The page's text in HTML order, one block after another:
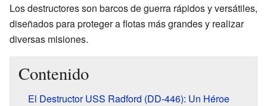
Los destructores son barcos de guerra rápidos y versátiles,
diseñados para proteger a flotas más grandes y realizar
diversas misiones.
Contenido
El Destructor USS Radford (DD-446): Un Héroe